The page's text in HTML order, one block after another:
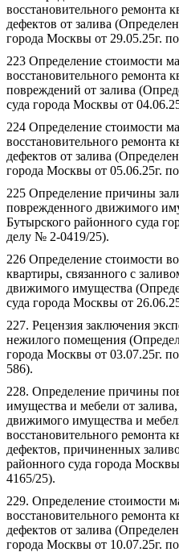
восстановительного ремонта
дефектов от залива
города Москвы от 29.05.25г.
223 Определение стоимости
восстановительного ремонта
повреждений от залива
суда города Москвы от
224 Определение стоимости
восстановительного ремонта
дефектов от залива
города Москвы от 05.06.25г.
225 Определение причины
поврежденного движимого
Бутырского районного суда
делу № 2-0419/25).
226 Определение стоимости
квартиры, связанного с
движимого имущества
суда города Москвы от
227. Рецензия заключения
нежилого помещения
города Москвы от 03.07.25г.
586).
228. Определение причины
имущества и мебели от
движимого имущества и
восстановительного ремонта
дефектов, причиненных
районного суда города
4165/25).
229. Определение стоимости
восстановительного ремонта
дефектов от залива
города Москвы от 10.07.25г.